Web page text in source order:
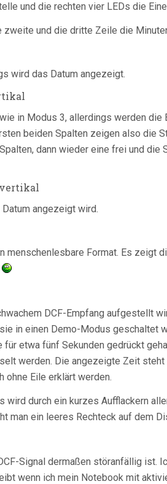
und die rechten vier LEDs die
und die dritte Zeile die
wird das Datum angezeigt.
in Modus 3, allerdings werden die
beiden Spalten zeigen also die
dann wieder eine frei und die
vertikal
angezeigt wird.
menschenlesbare Format. Es zeigt
DCF-Empfang aufgestellt
in einen Demo-Modus geschaltet
etwa fünf Sekunden gedrückt
werden. Die angezeigte Zeit
ohne Eile erklärt werden.
wird durch ein kurzes Aufflackern
man ein leeres Rechteck auf dem
Signal dermaßen störanfällig ist.
wenn ich mein Notebook mit